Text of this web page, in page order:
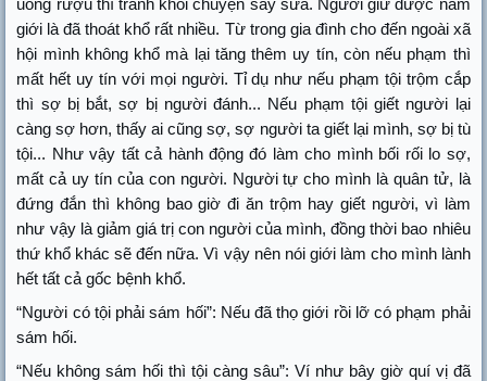
uống rượu thì tránh khỏi chuyện say sưa. Người giữ được năm
giới là đã thoát khổ rất nhiều. Từ trong gia đình cho đến ngoài xã
hội mình không khổ mà lại tăng thêm uy tín, còn nếu phạm thì
mất hết uy tín với mọi người. Tỉ dụ như nếu phạm tội trộm cắp
thì sợ bị bắt, sợ bị người đánh... Nếu phạm tội giết người lại
càng sợ hơn, thấy ai cũng sợ, sợ người ta giết lại mình, sợ bị tù
tội... Như vậy tất cả hành động đó làm cho mình bối rối lo sợ,
mất cả uy tín của con người. Người tự cho mình là quân tử, là
đứng đắn thì không bao giờ đi ăn trộm hay giết người, vì làm
như vậy là giảm giá trị con người của mình, đồng thời bao nhiêu
thứ khổ khác sẽ đến nữa. Vì vậy nên nói giới làm cho mình lành
hết tất cả gốc bệnh khổ.
“Người có tội phải sám hối”: Nếu đã thọ giới rồi lỡ có phạm phải
sám hối.
“Nếu không sám hối thì tội càng sâu”: Ví như bây giờ quí vị đã